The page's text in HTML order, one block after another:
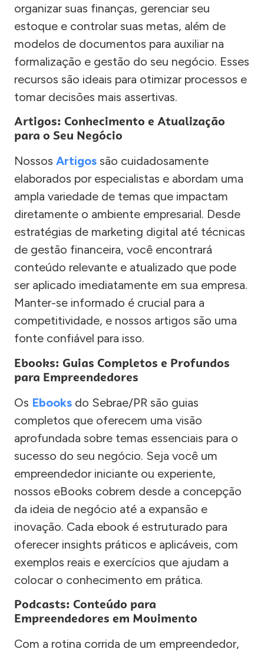
organizar suas finanças, gerenciar seu
estoque e controlar suas metas, além de
modelos de documentos para auxiliar na
formalização e gestão do seu negócio. Esses
recursos são ideais para otimizar processos e
tomar decisões mais assertivas.
Artigos: Conhecimento e Atualização
para o Seu Negócio
Nossos Artigos são cuidadosamente
elaborados por especialistas e abordam uma
ampla variedade de temas que impactam
diretamente o ambiente empresarial. Desde
estratégias de marketing digital até técnicas
de gestão financeira, você encontrará
conteúdo relevante e atualizado que pode
ser aplicado imediatamente em sua empresa.
Manter-se informado é crucial para a
competitividade, e nossos artigos são uma
fonte confiável para isso.
Ebooks: Guias Completos e Profundos
para Empreendedores
Os Ebooks do Sebrae/PR são guias
completos que oferecem uma visão
aprofundada sobre temas essenciais para o
sucesso do seu negócio. Seja você um
empreendedor iniciante ou experiente,
nossos eBooks cobrem desde a concepção
da ideia de negócio até a expansão e
inovação. Cada ebook é estruturado para
oferecer insights práticos e aplicáveis, com
exemplos reais e exercícios que ajudam a
colocar o conhecimento em prática.
Podcasts: Conteúdo para
Empreendedores em Movimento
Com a rotina corrida de um empreendedor,